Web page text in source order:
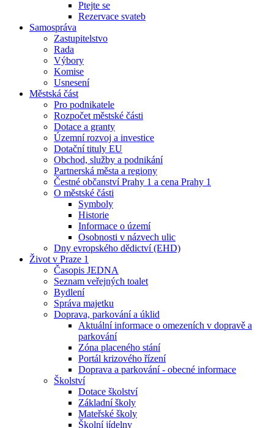
Ptejte se
Rezervace svateb
Samospráva
Zastupitelstvo
Rada
Výbory
Komise
Usnesení
Městská část
Pro podnikatele
Rozpočet městské části
Dotace a granty
Územní rozvoj a investice
Dotační tituly EU
Obchod, služby a podnikání
Partnerská města a regiony
Čestné občanství Prahy 1 a cena Prahy 1
O městské části
Symboly
Historie
Informace o území
Osobnosti v názvech ulic
Dny evropského dědictví (EHD)
Život v Praze 1
Časopis JEDNA
Seznam veřejných toalet
Bydlení
Správa majetku
Doprava, parkování a úklid
Aktuální informace o omezeních v dopravě a
parkování
Zóna placeného stání
Portál krizového řízení
Doprava a parkování - obecné informace
Školství
Dotace školství
Základní školy
Mateřské školy
Školní jídelny